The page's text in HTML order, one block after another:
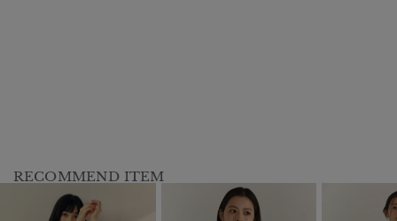
RECOMMEND ITEM